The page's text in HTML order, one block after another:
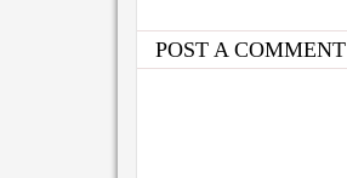
POST A COMMENT